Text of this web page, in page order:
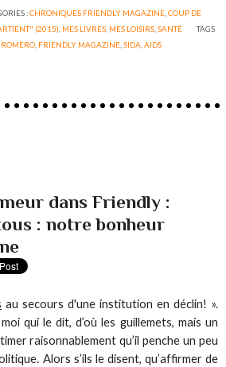
:CHRONIQUES FRIENDLY MAGAZINE, COUP DE
(2015) MES LIVRES MES LOISIRS ,SANTÉ
TAGS
FRIENDLY MAGAZINE ,SIDA ,AIDS
dans Friendly :
: notre bonheur
au secours d'une institution en déclin! ».
qui le dit, d’où les guillemets, mais un
raisonnablement qu’il penche un peu
Alors s’ils le disent, qu’affirmer de